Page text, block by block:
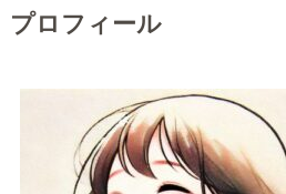
プロフィール